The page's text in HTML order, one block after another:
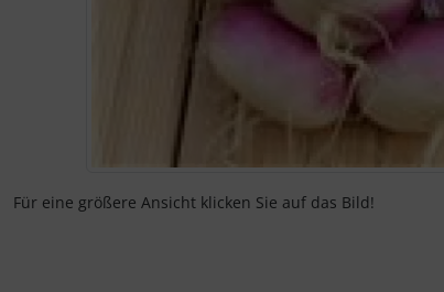
Für eine größere Ansicht klicken Sie auf das Bild!